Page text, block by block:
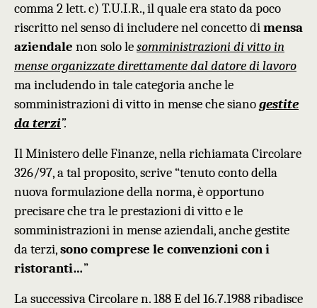
comma 2 lett. c) T.U.I.R., il quale era stato da poco
riscrittonel senso di includere nel concetto dimensa
aziendale non solo lesomministrazioni di vitto in
mense organizzate direttamente dal datore di lavoro
ma includendo in tale categoria anche le
somministrazioni di vitto in mense che sianogestite
da terzi”.
Il Ministero delle Finanze, nella richiamata Circolare
326/97, a tal proposito, scrive “tenuto conto della
nuova formulazione della norma, è opportuno
precisare che tra le prestazioni di vitto e le
somministrazioni in mense aziendali, anche gestite
da terzi,sono comprese le convenzioni con i
ristoranti…”
La successiva Circolare n. 188 E del 16.7.1988 ribadisce